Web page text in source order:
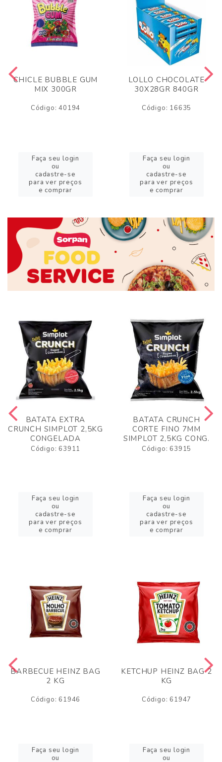
CHICLE BUBBLE GUM
MIX 300GR
Código: 40194
Faça seu login
ou
cadastre-se
para ver preços
e comprar
LOLLO CHOCOLATE
30X28GR 840GR
Código: 16635
Faça seu login
ou
cadastre-se
para ver preços
e comprar
BATATA EXTRA
CRUNCH SIMPLOT 2,5KG
CONGELADA
Código: 63911
Faça seu login
ou
cadastre-se
para ver preços
e comprar
BATATA CRUNCH
CORTE FINO 7MM
SIMPLOT 2,5KG CONG.
Código: 63915
Faça seu login
ou
cadastre-se
para ver preços
e comprar
BARBECUE HEINZ BAG
2 KG
Código: 61946
Faça seu login
ou
KETCHUP HEINZ BAG 2
KG
Código: 61947
Faça seu login
ou